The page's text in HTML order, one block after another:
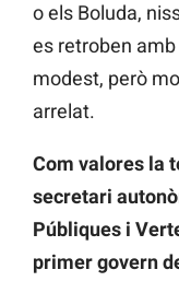
o els Boluda,
es retroben amb
modest, però
arrelat.
Com valores la
secretari
Públiques i
primer govern